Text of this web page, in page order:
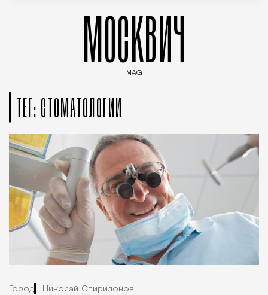
МОСКВИЧ
MAG
ТЕГ: СТОМАТОЛОГИИ
Город Николай Спиридонов